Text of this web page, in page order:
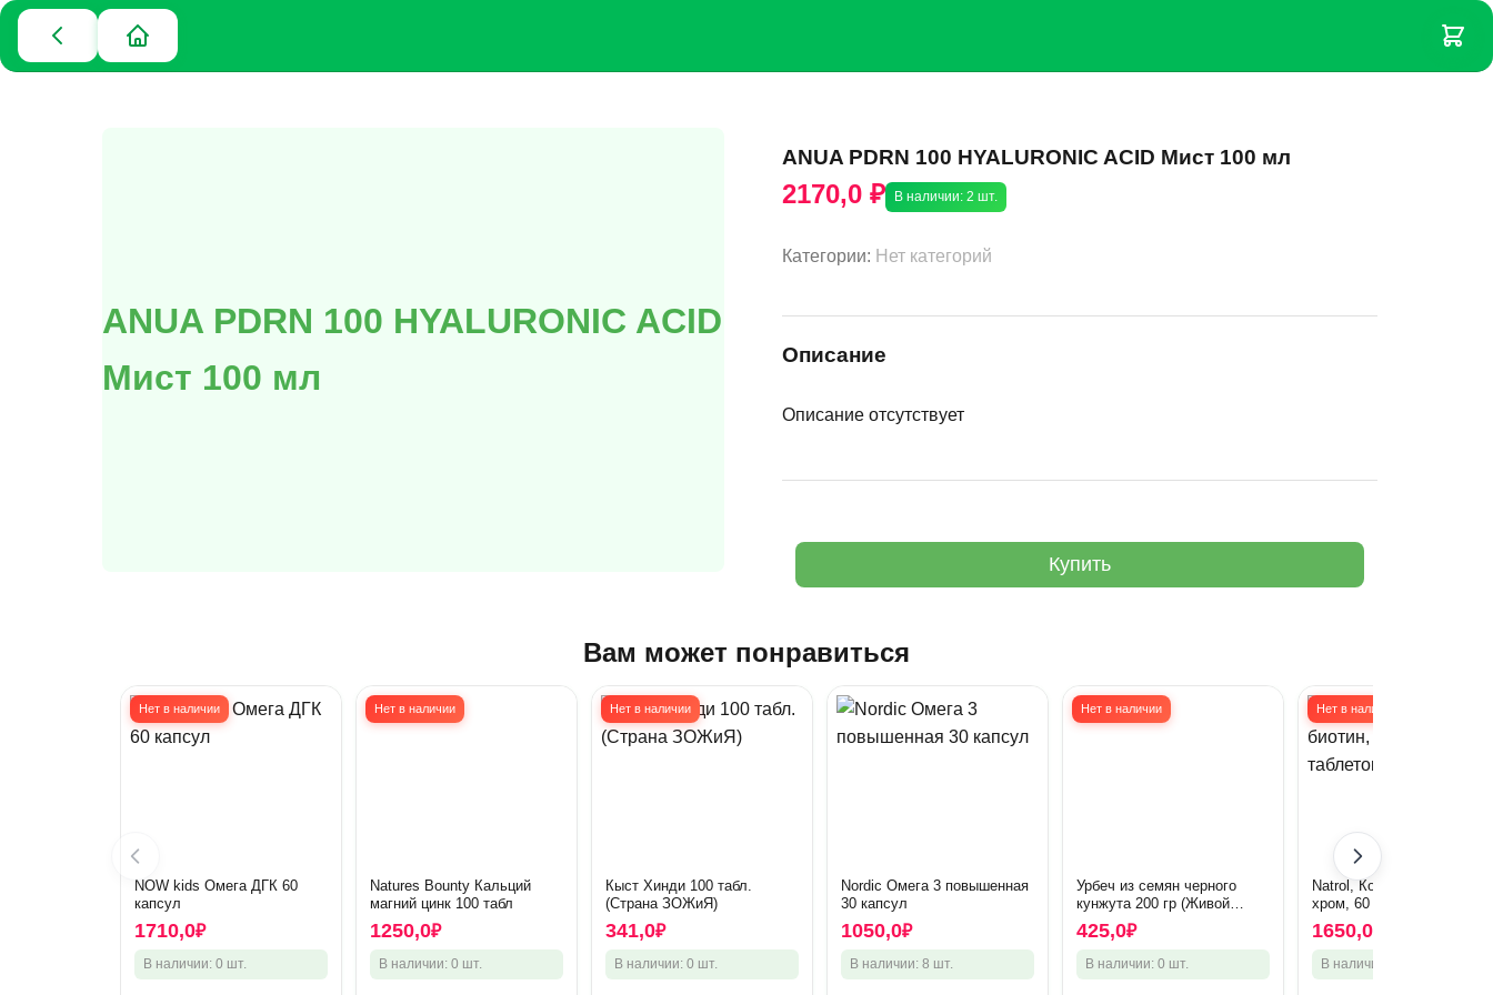
ANUA PDRN 100 HYALURONIC ACID
Мист 100 мл
ANUA PDRN 100 HYALURONIC ACID Мист 100 мл
2170,0 ₽ В наличии: 2 шт.
Категории: Нет категорий
Описание
Описание отсутствует
Купить
Вам может понравиться
Нет в наличии
NOW kids Омега ДГК 60
капсул
1710,0₽
В наличии: 0 шт.
Нет в наличии
Natures Bounty Кальций
магний цинк 100 табл
1250,0₽
В наличии: 0 шт.
Нет в наличии
Кыст Хинди 100 табл.
(Страна ЗОЖиЯ)
341,0₽
В наличии: 0 шт.
Nordic Омега 3 повышенная
30 капсул
1050,0₽
В наличии: 8 шт.
Нет в наличии
Урбеч из семян черного
кунжута 200 гр (Живой
продукт) новая упак.
425,0₽
В наличии: 0 шт.
Нет в наличии
Natrol, Корица, биотин,
хром, 60 таблеток
1650,0
В наличии: 0 шт.